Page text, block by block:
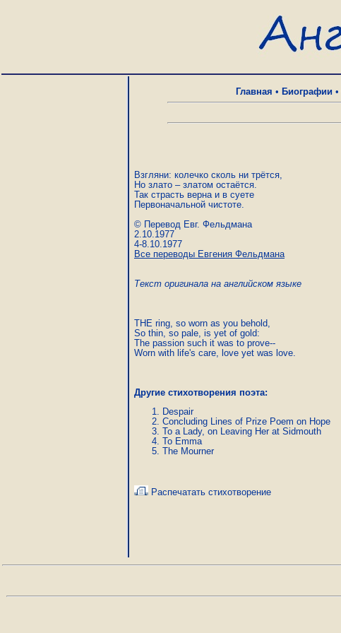
Главная • Биографии •
Взгляни: колечко сколь ни трётся,
Но злато – златом остаётся.
Так страсть верна и в суете
Первоначальной чистоте.
© Перевод Евг. Фельдмана
2.10.1977
Все переводы Евгения Фельдмана
Текст оригинала на английском языке
THE ring, so worn as you behold,
So thin, so pale, is yet of gold:
The passion such it was to prove--
Worn with life's care, love yet was love.
Другие стихотворения поэта:
Despair
Concluding Lines of Prize Poem on Hope
To a Lady, on Leaving Her at Sidmouth
To Emma
The Mourner
Распечатать стихотворение